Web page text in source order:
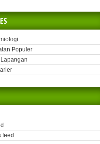
Populer
feed